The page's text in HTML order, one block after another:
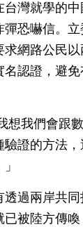
灣就學的中
恐嚇信。
網路公民
認證，避
想我們會跟
證的方法
過兩岸共
被陸方傳